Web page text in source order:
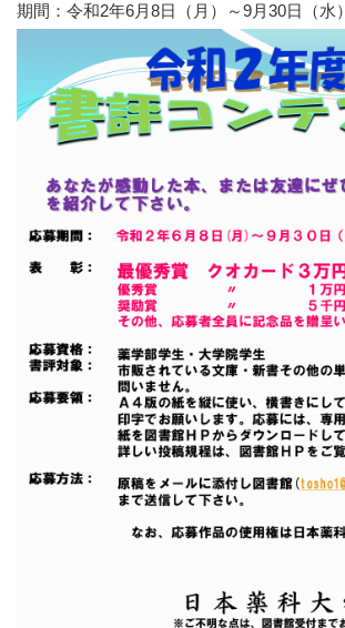
期間：令和2年6月8日（月）～9月30日（水）